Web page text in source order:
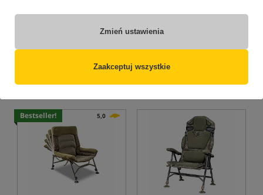
Zmień ustawienia
Zaakceptuj wszystkie
KUP
1 149,90
KUP
Bestseller! 5,0